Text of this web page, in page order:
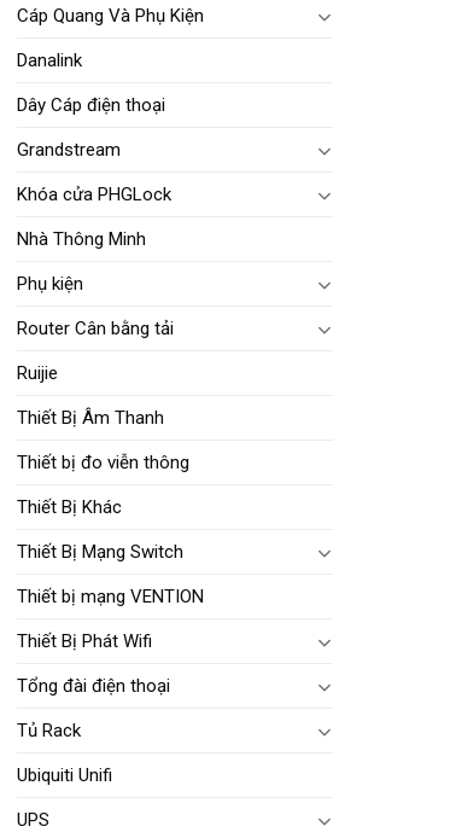
Cáp Quang Và Phụ Kiện
Danalink
Dây Cáp điện thoại
Grandstream
Khóa cửa PHGLock
Nhà Thông Minh
Phụ kiện
Router Cân bằng tải
Ruijie
Thiết Bị Âm Thanh
Thiết bị đo viễn thông
Thiết Bị Khác
Thiết Bị Mạng Switch
Thiết bị mạng VENTION
Thiết Bị Phát Wifi
Tổng đài điện thoại
Tủ Rack
Ubiquiti Unifi
UPS